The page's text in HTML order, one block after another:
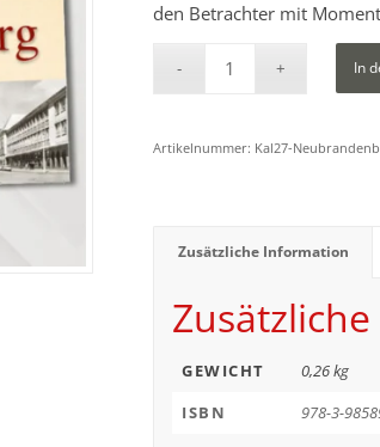
den Betrachter mit
In
Artikelnummer: Kal27-
Zusätzliche Information
GEWICHT
0,26 kg
ISBN
978-3-